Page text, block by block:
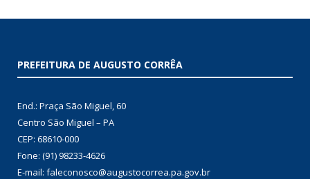
PREFEITURA DE AUGUSTO CORRÊA
End.: Praça São Miguel, 60
Centro São Miguel – PA
CEP: 68610-000
Fone: (91) 98233-4626
E-mail: faleconosco@augustocorrea.pa.gov.br